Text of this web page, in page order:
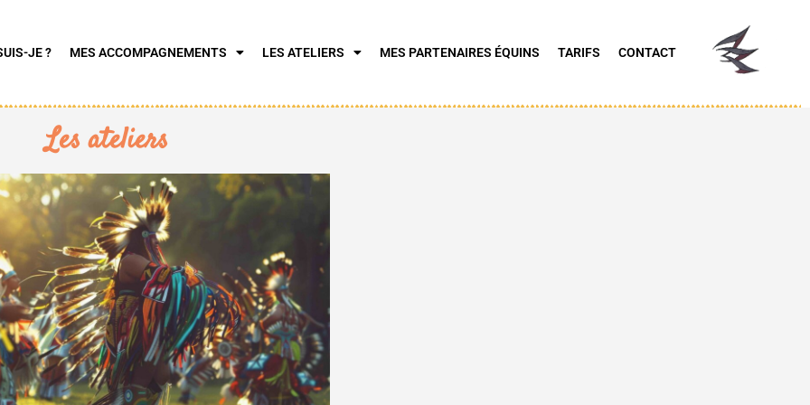
JE ? MES ACCOMPAGNEMENTS LES ATELIERS MES PARTENAIRES ÉQUINS TARIFS CONTACT
Les ateliers